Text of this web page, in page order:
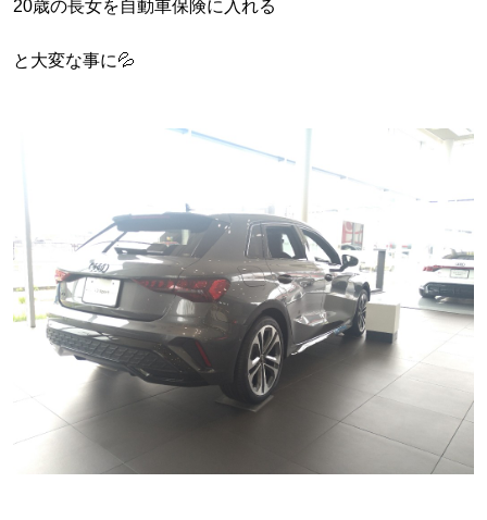
20歳の長女を自動車保険に入れる
と大変な事に💦